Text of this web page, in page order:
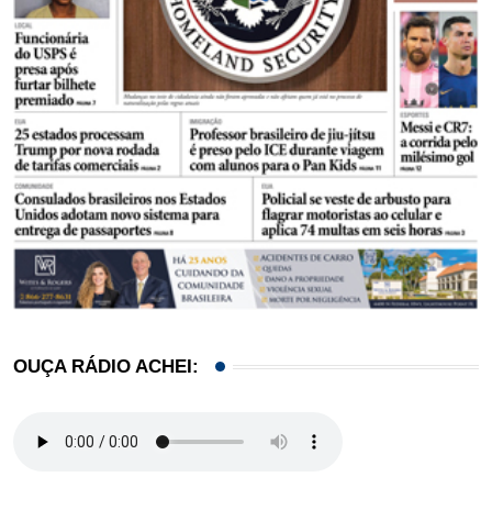
OUÇA RÁDIO ACHEI: